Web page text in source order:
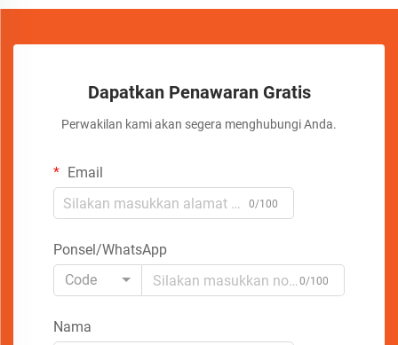
Dapatkan Penawaran Gratis
Perwakilan kami akan segera menghubungi Anda.
Email
0/100
Ponsel/WhatsApp
Code
0/100
Nama